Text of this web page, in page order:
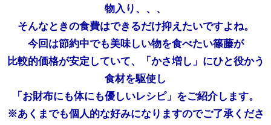
物入り、、、
そんなときの食費はできるだけ抑えたいですよね。
今回は節約中でも美味しい物を食べたい篠藤が
比較的価格が安定していて、「かさ増し」にひと役かう
食材を駆使し
「お財布にも体にも優しいレシピ」をご紹介します。
※あくまでも個人的な好みになりますのでご了承くださ